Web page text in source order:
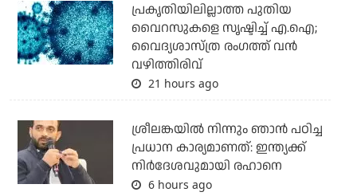
പ്രകൃതിയിലില്ലാത്ത പുതിയ
വൈറസുകളെ സൃഷ്ടിച്ച് എ.ഐ;
വൈദ്യശാസ്ത്ര രംഗത്ത് വന്‍
വഴിത്തിരിവ്
21 hours ago
ശ്രീലങ്കയില്‍ നിന്നും ഞാന്‍ പഠിച്ച
പ്രധാന കാര്യമാണത്: ഇന്ത്യക്ക്
നിര്‍ദേശവുമായി രഹാനെ
6 hours ago